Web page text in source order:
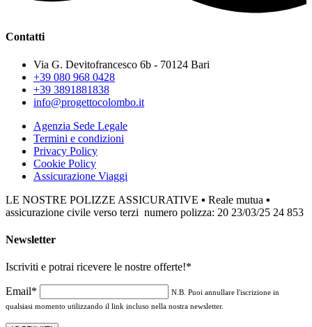
Contatti
Via G. Devitofrancesco 6b - 70124 Bari
+39 080 968 0428
+39 3891881838
info@progettocolombo.it
Agenzia Sede Legale
Termini e condizioni
Privacy Policy
Cookie Policy
Assicurazione Viaggi
LE NOSTRE POLIZZE ASSICURATIVE ▪ Reale mutua ▪
assicurazione civile verso terzi numero polizza: 20 23/03/25 24 853
Newsletter
Iscriviti e potrai ricevere le nostre offerte!*
Email*
N.B. Puoi annullare l'iscrizione in
qualsiasi momento utilizzando il link incluso nella nostra newsletter.